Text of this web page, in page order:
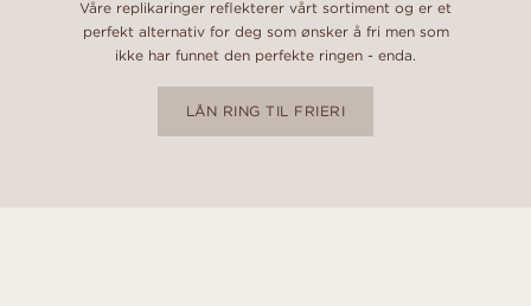
Våre replikaringer reflekterer vårt sortiment og er et
perfekt alternativ for deg som ønsker å fri men som
ikke har funnet den perfekte ringen - enda.
LÅN RING TIL FRIERI